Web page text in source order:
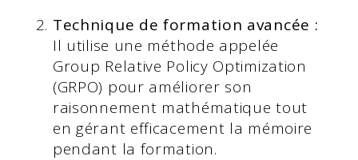
Technique de formation avancée :
Il utilise une méthode appelée
Group Relative Policy Optimization
(GRPO) pour améliorer son
raisonnement mathématique tout
en gérant efficacement la mémoire
pendant la formation.